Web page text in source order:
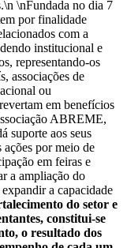
\nFundada no dia 7
por finalidade
com a
institucional e
representando-os
associações de
ou
em benefícios
ABREME,
suporte aos seus
ações por meio de
em feiras e
a ampliação do
a capacidade
do setor e
constitui-se
o resultado dos